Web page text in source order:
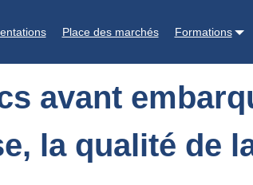
Place des marchés Formations
: impact sur le rendement de carcasse,
avant
la qualité de